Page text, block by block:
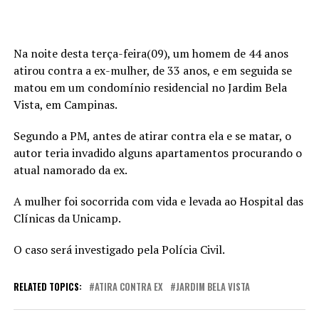
Na noite desta terça-feira(09), um homem de 44 anos
atirou contra a ex-mulher, de 33 anos, e em seguida se
matou em um condomínio residencial no Jardim Bela
Vista, em Campinas.
Segundo a PM, antes de atirar contra ela e se matar, o
autor teria invadido alguns apartamentos procurando o
atual namorado da ex.
A mulher foi socorrida com vida e levada ao Hospital das
Clínicas da Unicamp.
O caso será investigado pela Polícia Civil.
RELATED TOPICS: ATIRA CONTRA EX JARDIM BELA VISTA